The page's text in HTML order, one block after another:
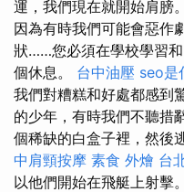
運，我們現在就開始肩膀。
因為有時我們可能會惡作
狀……您必須在學校學習
個休息。 台中油壓 seo是
我們對糟糕和好處都感到
的少年，有時我們不聽措
個稀缺的白盒子裡，然後
中肩頸按摩 素食 外燴 台
以他們開始在飛艇上射擊。